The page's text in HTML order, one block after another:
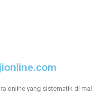
online yang sistematik di